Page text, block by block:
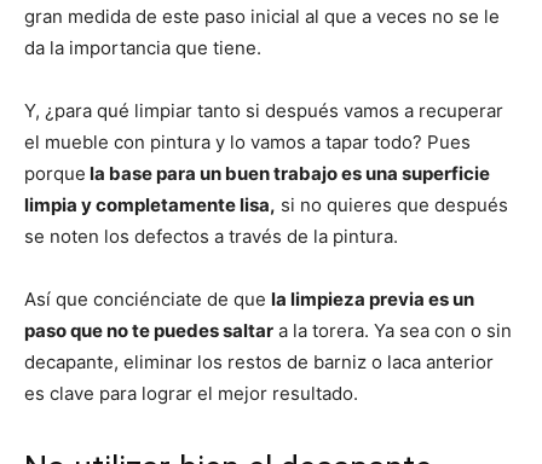
gran medida de este paso inicial al que a veces no se le
da la importancia que tiene.
Y, ¿para qué limpiar tanto si después vamos a recuperar
el mueble con pintura y lo vamos a tapar todo? Pues
porque la base para un buen trabajo es una superficie
limpia y completamente lisa, si no quieres que después
se noten los defectos a través de la pintura.
Así que conciénciate de que la limpieza previa es un
paso que no te puedes saltar a la torera. Ya sea con o sin
decapante, eliminar los restos de barniz o laca anterior
es clave para lograr el mejor resultado.